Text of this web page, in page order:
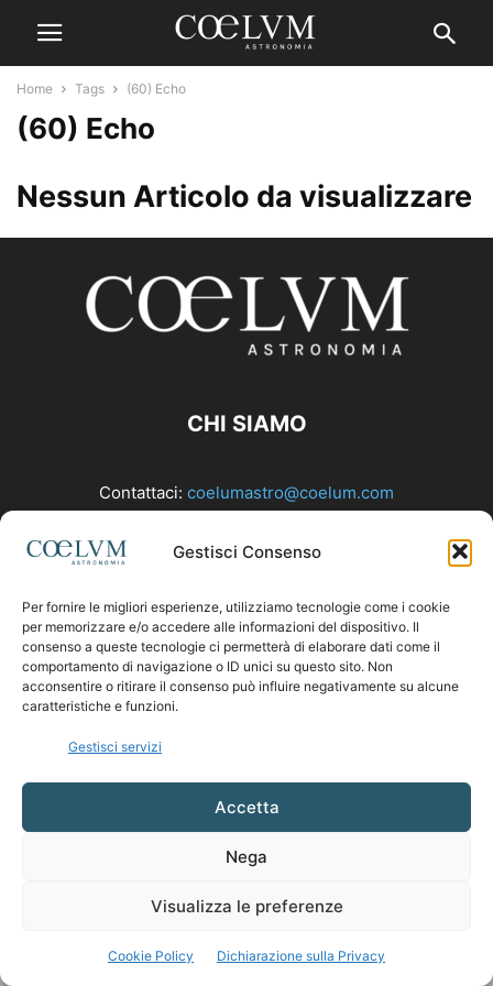
Gestisci Consenso
Per fornire le migliori esperienze, utilizziamo tecnologie come i cookie
per memorizzare e/o accedere alle informazioni del dispositivo. Il
consenso a queste tecnologie ci permetterà di elaborare dati come il
comportamento di navigazione o ID unici su questo sito. Non
acconsentire o ritirare il consenso può influire negativamente su alcune
caratteristiche e funzioni.
Gestisci servizi
Accetta
Nega
Visualizza le preferenze
Cookie Policy Dichiarazione sulla Privacy
Home Tags (60) Echo
(60) Echo
Nessun Articolo da visualizzare
CHI SIAMO
Contattaci: coelumastro@coelum.com
SEGUICI